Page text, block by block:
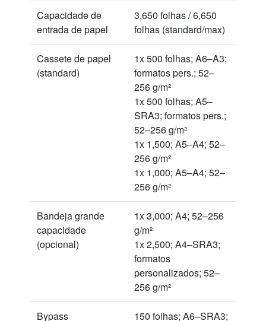
Capacidade de
entrada de papel
3,650 folhas / 6,650
folhas (standard/max)
Cassete de papel
(standard)
1x 500 folhas; A6–A3;
formatos pers.; 52–
256 g/m²
1x 500 folhas; A5–
SRA3; formatos pers.;
52–256 g/m²
1x 1,500; A5–A4; 52–
256 g/m²
1x 1,000; A5–A4; 52–
256 g/m²
Bandeja grande
capacidade
(opcional)
1x 3,000; A4; 52–256
g/m²
1x 2,500; A4–SRA3;
formatos
personalizados; 52–
256 g/m²
Bypass
150 folhas; A6–SRA3;